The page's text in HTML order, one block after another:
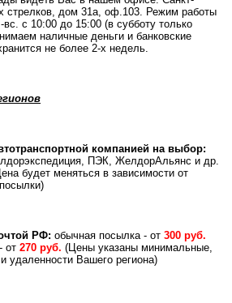
стрелков, дом 31а, оф.103. Режим работы
с 10:00 до 15:00 (в субботу только
наличные деньги и банковские
не более 2-х недель.
компанией на выбор:
ПЭК, ЖелдорАльянс и др.
будет меняться в зависимости от
РФ: обычная посылка - от 300 руб.
от 270 руб. (Цены указаны минимальные,
удаленности Вашего региона)